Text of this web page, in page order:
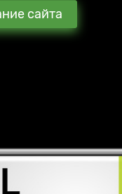
и
лично и
франшизу;
сайта